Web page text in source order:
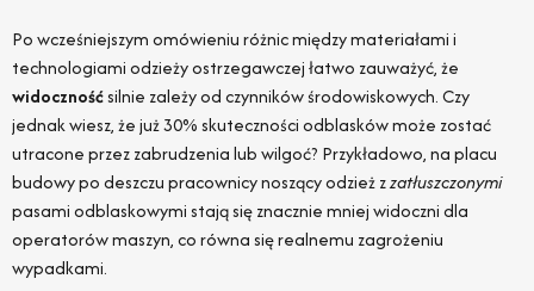
Po wcześniejszym omówieniu różnic między materiałami i
technologiami odzieży ostrzegawczej łatwo zauważyć, że
widocznośćsilnie zależy od czynników środowiskowych. Czy
jednak wiesz, że już 30% skuteczności odblasków może zostać
utracone przez zabrudzenia lub wilgoć? Przykładowo, na placu
budowy po deszczu pracownicy noszący odzież zzatłuszczonymi
pasami odblaskowymi stają się znacznie mniej widoczni dla
operatorów maszyn, co równa się realnemu zagrożeniu
wypadkami.